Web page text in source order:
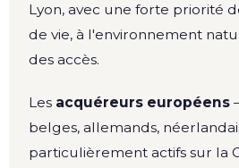
Lyon, avec une forte priorité
de vie, à l'environnement
des accès.
Les acquéreurs européens
belges, allemands,
particulièrement actifs sur la